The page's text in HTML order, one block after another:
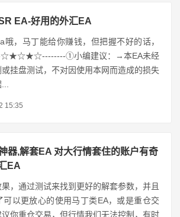
EA-好用的外汇EA
哦，马丁能给你赚钱，但把握不好的话，
☆★☆★☆--------①小编建议：→本EA未经
挂盘测试，不对因使用本网而造成的损失
15:35
器,解套EA 对大行情套住的账户有奇
EA
，通过测试来找到更好的解套参数，并且
可以更放心的使用马丁类EA，或是重仓交
你重仓交易，但行情我们无法控制，有时